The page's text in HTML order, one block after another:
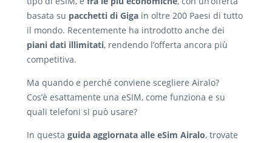
basata su pacchetti di Giga in oltre 200 Paesi di tutto
il mondo. Recentemente ha introdotto anche dei
piani dati illimitati, rendendo l’offerta ancora più
competitiva.
Ma quando e perché conviene scegliere Airalo?
Cos’è esattamente una eSIM, come funziona e su
quali telefoni si può usare?
In questa guida aggiornata alle eSim Airalo, trovate